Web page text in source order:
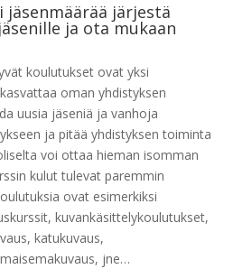
jäsenmäärää järjestä
ja ota mukaan
koulutukset ovat yksi
oman yhdistyksen
uusia jäseniä ja vanhoja
ja pitää yhdistyksen toiminta
voi ottaa hieman isomman
kulut tulevat paremmin
ovat esimerkiksi
kuvankäsittelykoulutukset,
katukuvaus,
jne…